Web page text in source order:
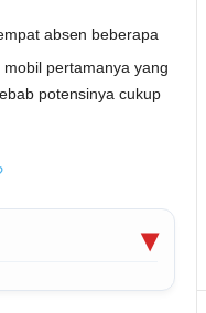
absen beberapa
pertamanya yang
potensinya cukup